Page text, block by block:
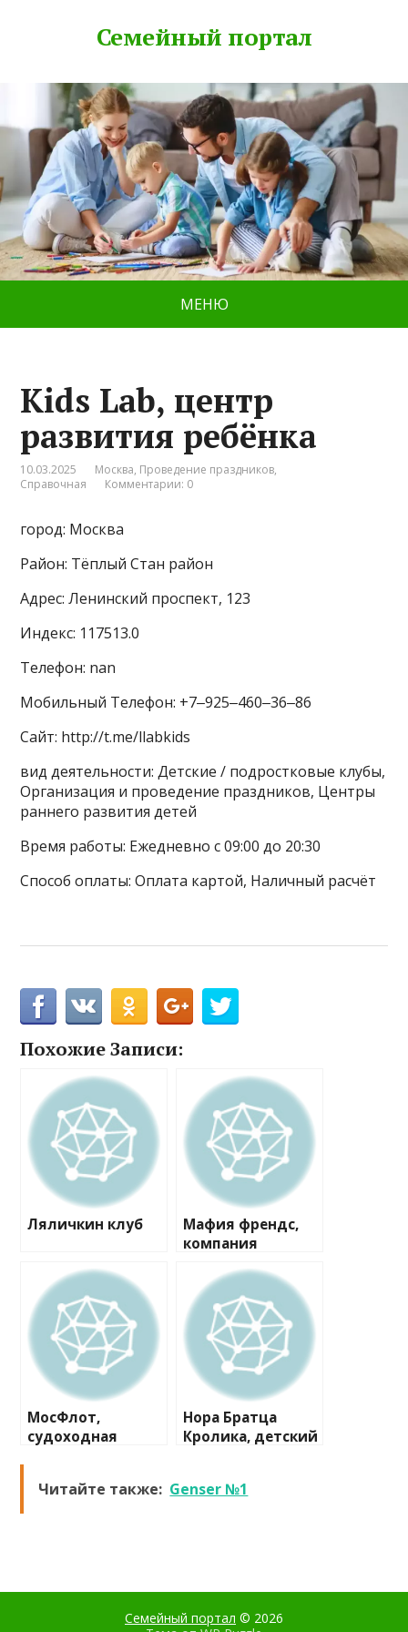
Семейный портал
МЕНЮ
Kids Lab, центр
развития ребёнка
10.03.2025 Москва, Проведение праздников,
Справочная
Комментарии: 0
город: Москва
Район: Тёплый Стан район
Адрес: Ленинский проспект, 123
Индекс: 117513.0
Телефон: nan
Мобильный Телефон: +7‒925‒460‒36‒86
Сайт: http://t.me/llabkids
вид деятельности: Детские / подростковые клубы,
Организация и проведение праздников, Центры
раннего развития детей
Время работы: Ежедневно с 09:00 до 20:30
Способ оплаты: Оплата картой, Наличный расчёт
Похожие Записи:
Ляличкин клуб
Мафия френдс,
компания
МосФлот,
судоходная
Нора Братца
Кролика, детский
Читайте также: Genser №1
Семейный портал © 2026